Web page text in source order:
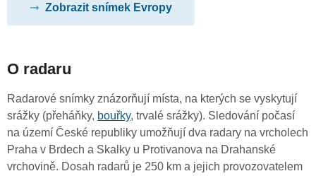
Zobrazit snímek Evropy
O radaru
Radarové snímky znázorňují místa, na kterých se vyskytují
srážky (přeháňky, bouřky, trvalé srážky). Sledování počasí
na území České republiky umožňují dva radary na vrcholech
Praha v Brdech a Skalky u Protivanova na Drahanské
vrchovině. Dosah radarů je 250 km a jejich provozovatelem